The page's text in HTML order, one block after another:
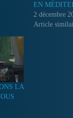
EN
2 décembre
Article
LA